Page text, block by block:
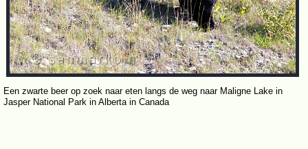
Een zwarte beer op zoek naar eten langs de weg naar Maligne Lake in
Jasper National Park in Alberta in Canada